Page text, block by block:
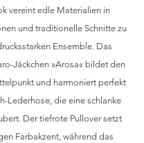
vereint edle Materialien in
und traditionelle Schnitte zu
Ensemble. Das
Jäckchen »Arosa« bildet den
und harmoniert perfekt
Lederhose, die eine schlanke
Der tiefrote Pullover setzt
Farbakzent, während das